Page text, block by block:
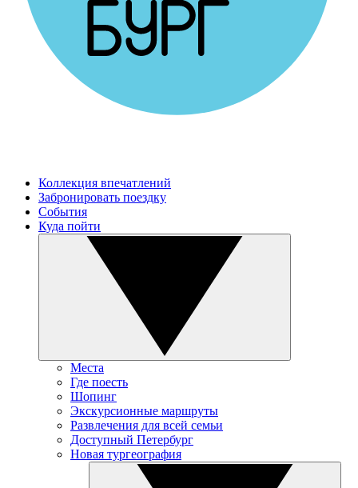
Коллекция впечатлений
Забронировать поездку
События
Куда пойти
Места
Где поесть
Шопинг
Экскурсионные маршруты
Развлечения для всей семьи
Доступный Петербург
Новая тургеография